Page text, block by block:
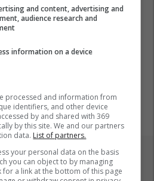
and content, advertising and
audience research and
information on a device
processed and information from
identifiers, and other device
by and shared with 369
by this site. We and our partners
data. List of partners.
your personal data on the basis
you can object to by managing
a link at the bottom of this page